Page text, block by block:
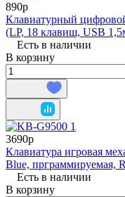
890р
Клавиатурный
(LP, 18 клавиш, USB
Есть в наличии
В корзину
3690р
Клавиатура игровая
Blue, прграммируемая,
Есть в наличии
В корзину